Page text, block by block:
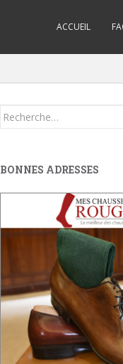
ACCUEIL
Search
BONNES ADRESSES